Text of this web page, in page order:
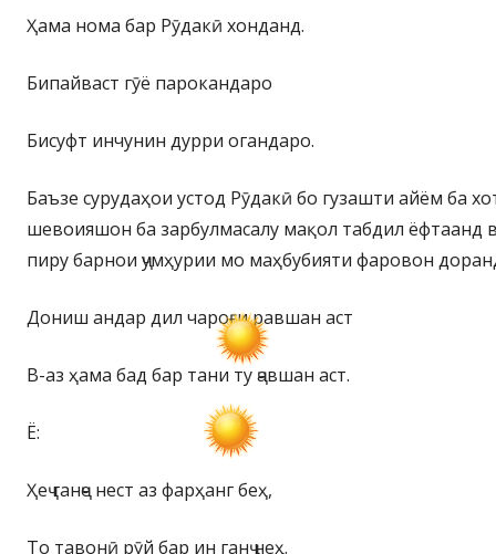
Ҳама нома бар Рӯдакӣ хонданд.
Бипайваст гӯё парокандаро
Бисуфт инчунин дурри огандаро.
Баъзе сурудаҳои устод Рӯдакӣ бо гузашти айём ба
шевоияшон ба зарбулмасалу мақол табдил ёфтаанд
пиру барнои ҷумҳурии мо маҳбубияти фаровон
Дониш андар дил чароғи равшан аст
В-аз ҳама бад бар тани ту ҷавшан аст.
Ё:
Ҳеҷ ганҷе нест аз фарҳанг беҳ,
То тавонӣ рӯй бар ин ганҷ неҳ.